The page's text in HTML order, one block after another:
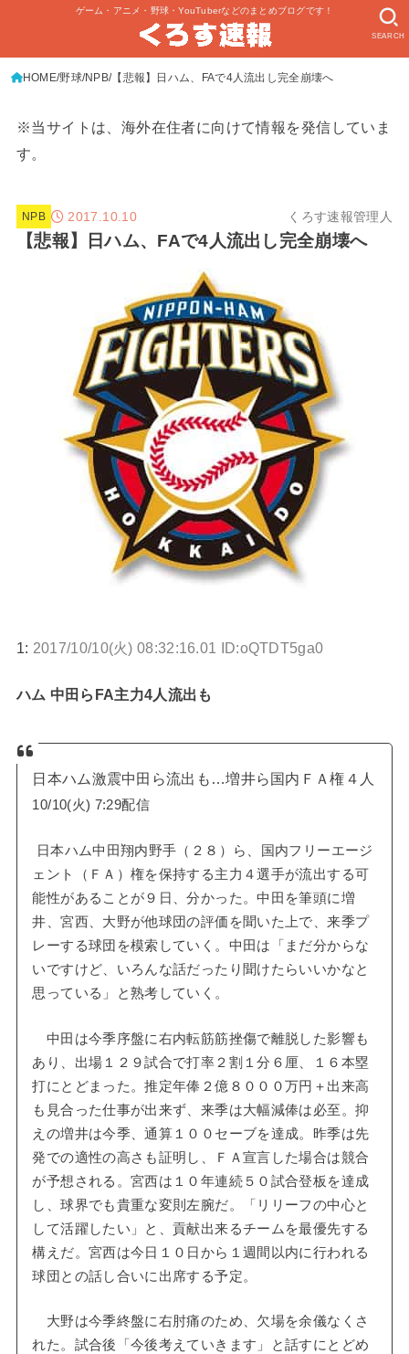
ゲーム・アニメ・野球・YouTuberなどのまとめブログです！
SEARCH
HOME 野球 NPB 【悲報】日ハム、FAで4人流出し完全崩壊へ
※当サイトは、海外在住者に向けて情報を発信していま
す。
NPB 2017.10.10 くろす速報管理人
【悲報】日ハム、FAで4人流出し完全崩壊へ
1: 2017/10/10(火) 08:32:16.01 ID:oQTDT5ga0
ハム 中田らFA主力4人流出も
日本ハム激震中田ら流出も…増井ら国内ＦＡ権４人
10/10(火) 7:29配信
日本ハム中田翔内野手（２８）ら、国内フリーエージ
ェント（ＦＡ）権を保持する主力４選手が流出する可
能性があることが９日、分かった。中田を筆頭に増
井、宮西、大野が他球団の評価を聞いた上で、来季プ
レーする球団を模索していく。中田は「まだ分からな
いですけど、いろんな話だったり聞けたらいいかなと
思っている」と熟考していく。
中田は今季序盤に右内転筋筋挫傷で離脱した影響も
あり、出場１２９試合で打率２割１分６厘、１６本塁
打にとどまった。推定年俸２億８０００万円＋出来高
も見合った仕事が出来ず、来季は大幅減俸は必至。抑
えの増井は今季、通算１００セーブを達成。昨季は先
発での適性の高さも証明し、ＦＡ宣言した場合は競合
が予想される。宮西は１０年連続５０試合登板を達成
し、球界でも貴重な変則左腕だ。「リリーフの中心と
して活躍したい」と、貢献出来るチームを最優先する
構えだ。宮西は今日１０日から１週間以内に行われる
球団との話し合いに出席する予定。
大野は今季終盤に右肘痛のため、欠場を余儀なくさ
れた。試合後「今後考えていきます」と話すにとどめ